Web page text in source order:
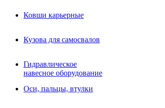
Гидравлическое навесное
оборудование
Гидробуры и шнеки
Вибротрамбовки
Навесные дорожные фрезы
Ковши карьерные
Кузова для самосвалов
Гидравлическое
навесное оборудование
Оси, пальцы, втулки